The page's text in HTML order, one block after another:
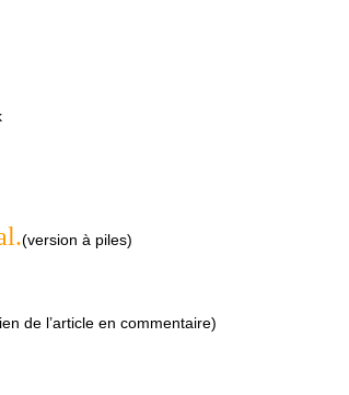
(version à piles)
de l’article en commentaire)